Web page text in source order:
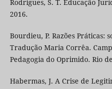
Rodrigues, S. T. Educação
2016.
Bourdieu, P. Razões Práticas:
Tradução Maria Corrêa.
Pedagogia do Oprimido. Rio
Habermas, J. A Crise de